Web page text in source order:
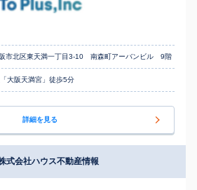
市北区東天満一丁目3-10 南森町アーバンビル 9階
大阪天満宮」徒歩5分
詳細を見る
会社ハウス不動産情報